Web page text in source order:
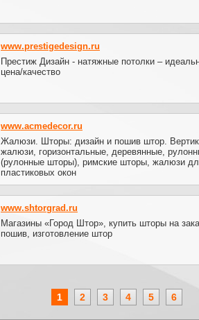
www.prestigedesign.ru
Престиж Дизайн - натяжные потолки –
цена/качество
www.acmedecor.ru
Жалюзи. Шторы: дизайн и пошив штор.
жалюзи, горизонтальные, деревянные,
(рулонные шторы), римские шторы, жалюзи
пластиковых окон
www.shtorgrad.ru
Магазины «Город Штор», купить шторы на
пошив, изготовление штор
1 2 3 4 5 6